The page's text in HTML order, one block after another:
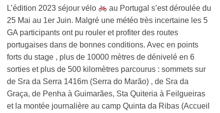
L’édition 2023 séjour vélo
au Portugal s’est déroulée du
25 Mai au 1er Juin. Malgré une météo très incertaine les 5
GA participants ont pu rouler et profiter des routes
portugaises dans de bonnes conditions. Avec en points
forts du stage , plus de 10000 mètres de dénivelé en 6
sorties et plus de 500 kilomètres parcourus : sommets sur
de Sra da Serra 1416m (Serra do Marão) , de Sra da
Graça, de Penha à Guimarães, Sta Quiteria à Feilgueiras
et la montée journalière au camp Quinta da Ribas (Accueil